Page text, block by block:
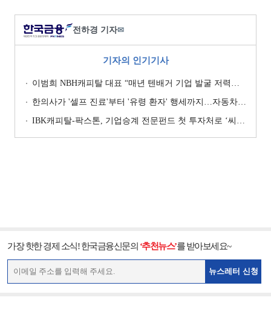
전하경 기자✉
기자의 인기기사
이범희 NBH캐피탈 대표 “매년 텐배거 기업 발굴 저력…올해 ROE 20% 목표”
한의사가 '셀프 진료'부터 '유령 환자' 행세까지…자동차보험 악용 심각 [경상환자 8주룰 도입 초읽기]
IBK캐피탈-팍스톤, 기업승계 전문펀드 첫 투자처로 ‘씨엠디기술단’ 낙점 [캐피탈사 돋보기]
가장 핫한 경제 소식! 한국금융신문의 ‘추천뉴스’를 받아보세요~
뉴스레터 신청